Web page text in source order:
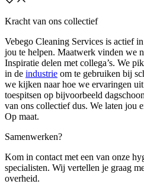
Kracht van ons collectief
Vebego Cleaning Services is actief
jou te helpen. Maatwerk vinden we
Inspiratie delen met collega’s. We
in de industrie om te gebruiken bij
we kijken naar hoe we ervaringen
toespitsen op bijvoorbeeld
van ons collectief dus. We laten jou
Op maat.
Samenwerken?
Kom in contact met een van onze
specialisten. Wij vertellen je graag
overheid.